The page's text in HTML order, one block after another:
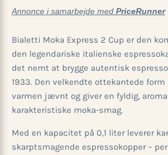
Annonce i samarbejde med PriceRunner
Bialetti Moka Express 2 Cup er den
den legendariske italienske
det nemt at brygge autentisk
1933. Den velkendte ottekantede
varmen jævnt og giver en fyldig,
karakteristiske moka-smag.
Med en kapacitet på 0,1 liter leverer
skarptsmagende espressokopper –